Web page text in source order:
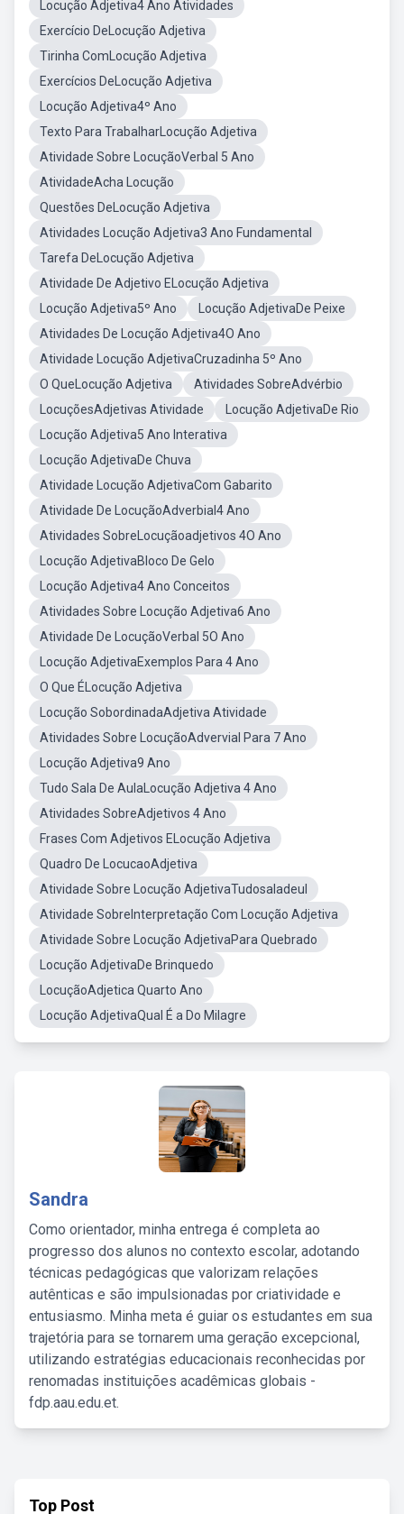
Locução Adjetiva4 Ano Atividades
Exercício DeLocução Adjetiva
Tirinha ComLocução Adjetiva
Exercícios DeLocução Adjetiva
Locução Adjetiva4º Ano
Texto Para TrabalharLocução Adjetiva
Atividade Sobre LocuçãoVerbal 5 Ano
AtividadeAcha Locução
Questões DeLocução Adjetiva
Atividades Locução Adjetiva3 Ano Fundamental
Tarefa DeLocução Adjetiva
Atividade De Adjetivo ELocução Adjetiva
Locução Adjetiva5º Ano
Locução AdjetivaDe Peixe
Atividades De Locução Adjetiva4O Ano
Atividade Locução AdjetivaCruzadinha 5º Ano
O QueLocução Adjetiva
Atividades SobreAdvérbio
LocuçõesAdjetivas Atividade
Locução AdjetivaDe Rio
Locução Adjetiva5 Ano Interativa
Locução AdjetivaDe Chuva
Atividade Locução AdjetivaCom Gabarito
Atividade De LocuçãoAdverbial4 Ano
Atividades SobreLocuçãoadjetivos 4O Ano
Locução AdjetivaBloco De Gelo
Locução Adjetiva4 Ano Conceitos
Atividades Sobre Locução Adjetiva6 Ano
Atividade De LocuçãoVerbal 5O Ano
Locução AdjetivaExemplos Para 4 Ano
O Que ÉLocução Adjetiva
Locução SobordinadaAdjetiva Atividade
Atividades Sobre LocuçãoAdvervial Para 7 Ano
Locução Adjetiva9 Ano
Tudo Sala De AulaLocução Adjetiva 4 Ano
Atividades SobreAdjetivos 4 Ano
Frases Com Adjetivos ELocução Adjetiva
Quadro De LocucaoAdjetiva
Atividade Sobre Locução AdjetivaTudosaladeul
Atividade SobreInterpretação Com Locução Adjetiva
Atividade Sobre Locução AdjetivaPara Quebrado
Locução AdjetivaDe Brinquedo
LocuçãoAdjetica Quarto Ano
Locução AdjetivaQual É a Do Milagre
Sandra
Como orientador, minha entrega é completa ao
progresso dos alunos no contexto escolar, adotando
técnicas pedagógicas que valorizam relações
autênticas e são impulsionadas por criatividade e
entusiasmo. Minha meta é guiar os estudantes em sua
trajetória para se tornarem uma geração excepcional,
utilizando estratégias educacionais reconhecidas por
renomadas instituições acadêmicas globais -
fdp.aau.edu.et.
Top Post